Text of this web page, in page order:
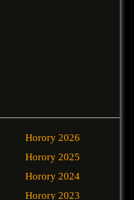
Horory 2026
Horory 2025
Horory 2024
Horory 2023